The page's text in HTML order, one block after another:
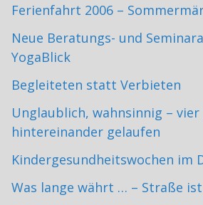
Ferienfahrt 2006 –
Neue Beratungs- und
YogaBlick
Begleiteten statt Verbieten
Unglaublich, wahnsinnig –
hintereinander gelaufen
Kindergesundheitswochen im
Was lange währt … – Straße